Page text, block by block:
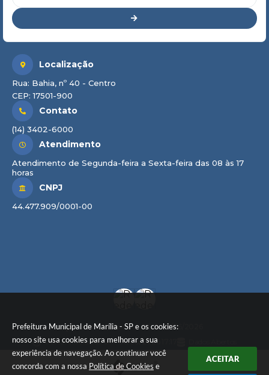
Prefeitura Municipal de Marília - SP e os cookies:
nosso site usa cookies para melhorar a sua
experiência de navegação. Ao continuar você
concorda com a nossa Política de Cookies e
ACEITAR
Localização
Rua: Bahia, nº 40 - Centro
CEP: 17501-900
Contato
(14) 3402-6000
Atendimento
Atendimento de Segunda-feira a Sexta-feira das 08 às 17
horas
CNPJ
44.477.909/0001-00
Versão do Sistema: 3.5.3 - 19/06/2026
Portal atualizado em:06/08/2026 17:17